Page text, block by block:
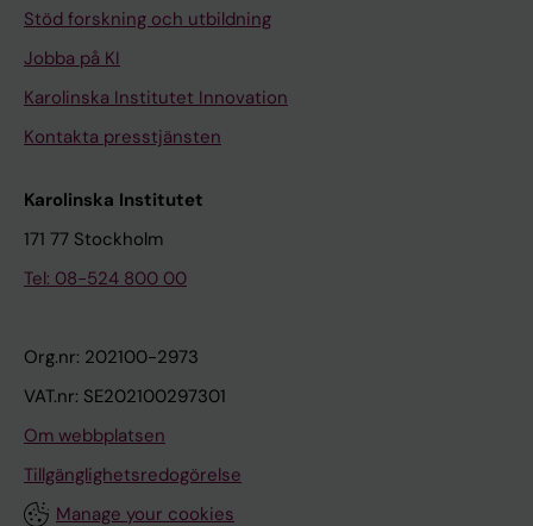
Stöd forskning och utbildning
Jobba på KI
Karolinska Institutet Innovation
Kontakta presstjänsten
Karolinska Institutet
171 77 Stockholm
Tel: 08-524 800 00
Org.nr: 202100-2973
VAT.nr: SE202100297301
Om webbplatsen
Tillgänglighetsredogörelse
Manage your cookies